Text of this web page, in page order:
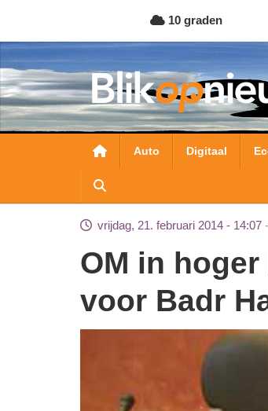
naar
de
inhoud
gaan
10 graden
Hoofdnavigatie
Auto Digitaal
vrijdag, 21. februari 2014 - 14:07
OM in hoger beroep tegen 18 maanden cel
voor Badr